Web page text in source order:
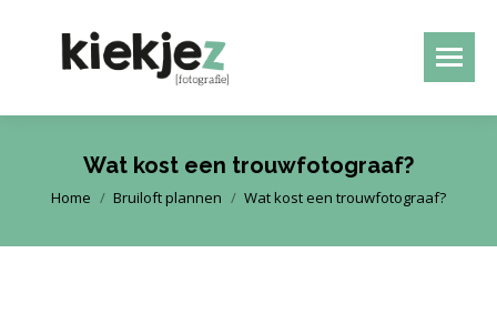
Wat kost een trouwfotograaf?
Je bent hier:
Home Bruiloft plannen Wat kost een trouwfotograaf?